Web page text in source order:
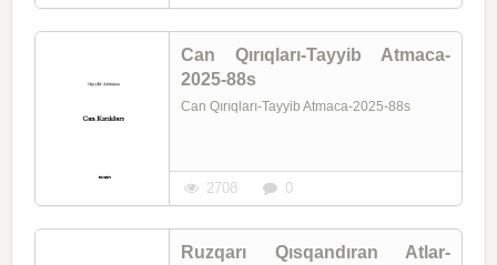
Can Qırıqları-Tayyib Atmaca-
2025-88s
Can Qırıqları-Tayyib Atmaca-2025-88s
2708 0
Ruzqarı Qısqandıran Atlar-